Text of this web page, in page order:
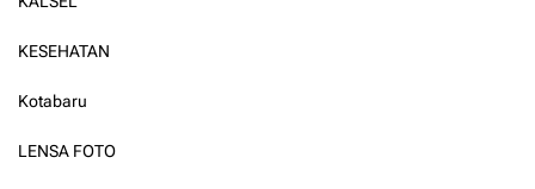
KESEHATAN
Kotabaru
LENSA FOTO